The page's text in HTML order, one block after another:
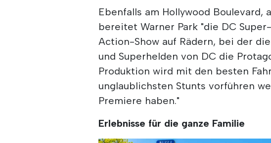
Ebenfalls am Hollywood Boulevard,
bereitet Warner Park "die DC
Action-Show auf Rädern, bei der
und Superhelden von DC die
Produktion wird mit den besten
unglaublichsten Stunts vorführen
Premiere haben."
Erlebnisse für die ganze Familie